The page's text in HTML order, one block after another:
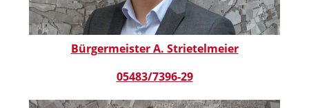
Bürgermeister A. Strietelmeier
05483/7396-29